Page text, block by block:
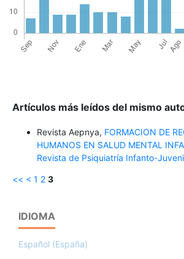
Artículos más leídos del mismo
Revista Aepnya, FORMACION DE
HUMANOS EN SALUD MENTAL
Revista de Psiquiatría Infanto-
<< < 1 2 3
IDIOMA
Español (España)